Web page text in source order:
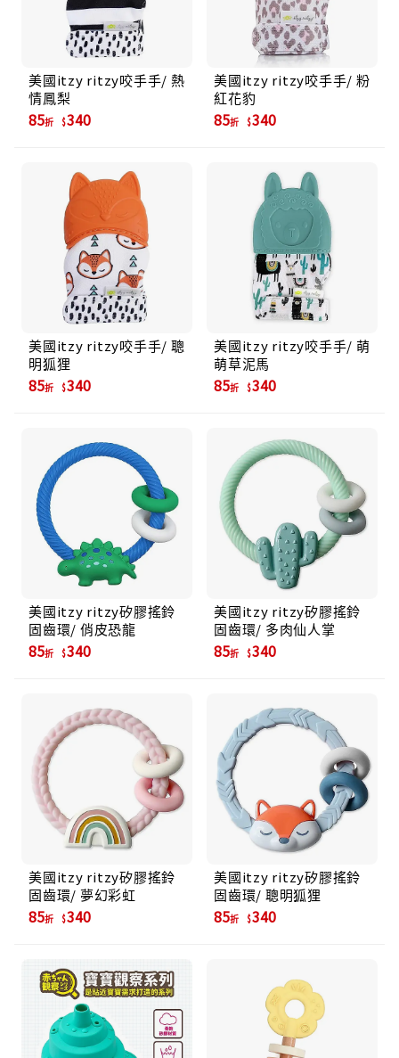
美國itzy ritzy咬手手/ 熱
情鳳梨
85折 340
美國itzy ritzy咬手手/ 粉
紅花豹
85折 340
美國itzy ritzy咬手手/ 聰
明狐狸
85折 340
美國itzy ritzy咬手手/ 萌
萌草泥馬
85折 340
美國itzy ritzy矽膠搖鈴
固齒環/ 俏皮恐龍
85折 340
美國itzy ritzy矽膠搖鈴
固齒環/ 多肉仙人掌
85折 340
美國itzy ritzy矽膠搖鈴
固齒環/ 夢幻彩虹
85折 340
美國itzy ritzy矽膠搖鈴
固齒環/ 聰明狐狸
85折 340